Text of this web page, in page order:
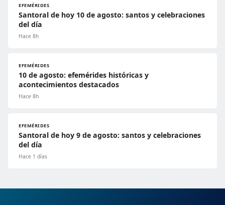
EFEMÉRIDES
Santoral de hoy 10 de agosto: santos y celebraciones
del día
Hace 8h
EFEMÉRIDES
10 de agosto: efemérides históricas y
acontecimientos destacados
Hace 8h
EFEMÉRIDES
Santoral de hoy 9 de agosto: santos y celebraciones
del día
Hace 1 días